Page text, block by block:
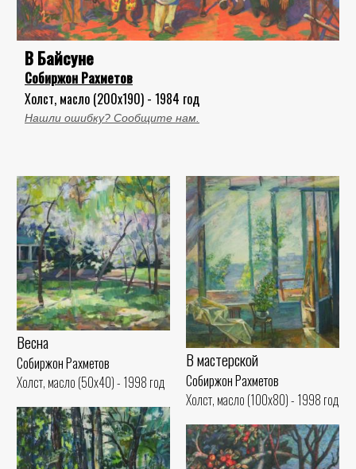
В Байсуне
Собиржон Рахметов
Холст, масло (200x190) - 1984 год
Нашли ошибку? Сообщите нам.
Весна
Собиржон Рахметов
Холст, масло (50x40) - 1998 год
В мастерской
Собиржон Рахметов
Холст, масло (100x80) - 1998 год